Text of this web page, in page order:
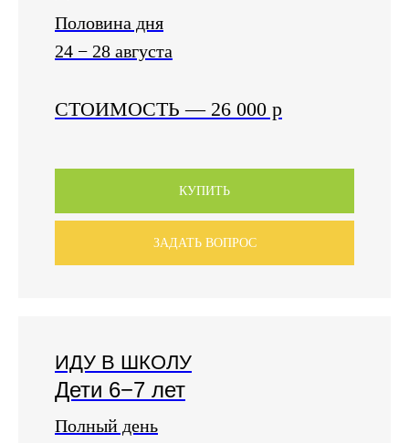
Половина дня
24 − 28 августа
СТОИМОСТЬ— 26 000 р
КУПИТЬ
ЗАДАТЬ ВОПРОС
ИДУ В ШКОЛУ
Дети 6−7 лет
Полный день